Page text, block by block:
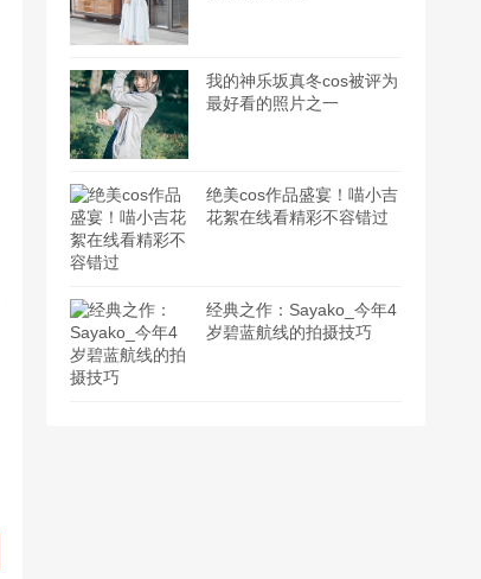
我的神乐坂真冬cos被评为
最好看的照片之一
绝美cos作品盛宴！喵小吉
花絮在线看精彩不容错过
经典之作：Sayako_今年4
岁碧蓝航线的拍摄技巧